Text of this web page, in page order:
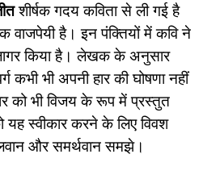
शीर्षक गदय कविता से ली गई है
वाजपेयी है। इन पंक्तियों में कवि ने
किया है। लेखक के अनुसार
कभी भी अपनी हार की घोषणा नहीं
को भी विजय के रूप में प्रस्तुत
यह स्वीकार करने के लिए विवश
और समर्थवान समझे।